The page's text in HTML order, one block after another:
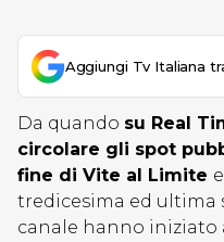
Aggiungi Tv Italiana
Da quando su Real
circolare gli spot
fine di Vite al Limite
tredicesima ed ultima
canale hanno iniziato